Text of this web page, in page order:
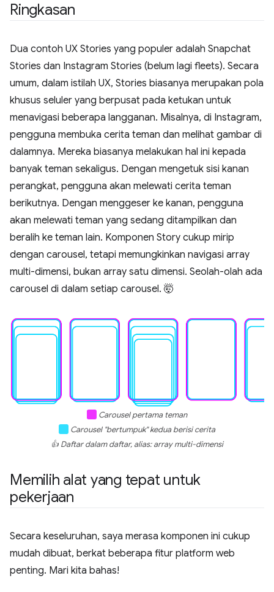
Ringkasan
Dua contoh UX Stories yang populer adalah Snapchat
Stories dan Instagram Stories (belum lagi fleets). Secara
umum, dalam istilah UX, Stories biasanya merupakan pola
khusus seluler yang berpusat pada ketukan untuk
menavigasi beberapa langganan. Misalnya, di Instagram,
pengguna membuka cerita teman dan melihat gambar di
dalamnya. Mereka biasanya melakukan hal ini kepada
banyak teman sekaligus. Dengan mengetuk sisi kanan
perangkat, pengguna akan melewati cerita teman
berikutnya. Dengan menggeser ke kanan, pengguna
akan melewati teman yang sedang ditampilkan dan
beralih ke teman lain. Komponen Story cukup mirip
dengan carousel, tetapi memungkinkan navigasi array
multi-dimensi, bukan array satu dimensi. Seolah-olah ada
carousel di dalam setiap carousel. 🤯
Carousel pertama teman
Carousel "bertumpuk" kedua berisi cerita
👍 Daftar dalam daftar, alias: array multi-dimensi
Memilih alat yang tepat untuk
pekerjaan
Secara keseluruhan, saya merasa komponen ini cukup
mudah dibuat, berkat beberapa fitur platform web
penting. Mari kita bahas!